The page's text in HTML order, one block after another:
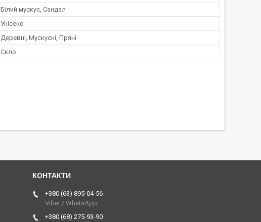
Білий мускус, Сандал
Унісекс
Деревні, Мускусні, Пряні
Скло
+380 (63) 895-04-56
Viber / WhatsApp
+380 (68) 275-93-90